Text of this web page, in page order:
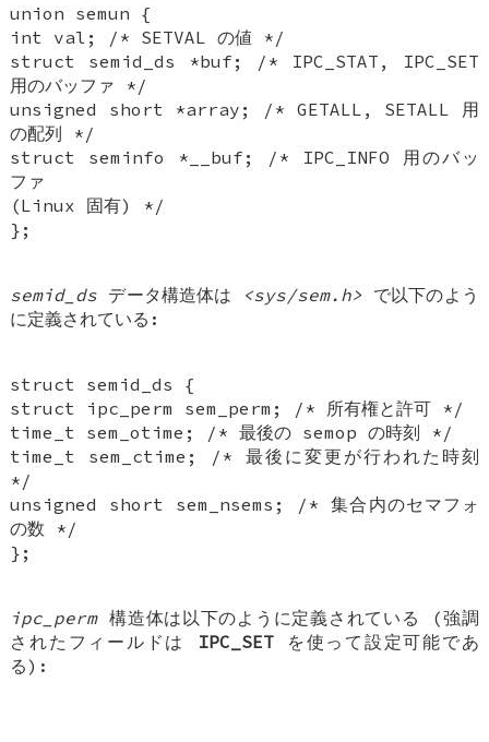
union semun {
int val; /* SETVAL の値 */
struct semid_ds *buf; /* IPC_STAT, IPC_SET
用のバッファ */
unsigned short *array; /* GETALL, SETALL 用
の配列 */
struct seminfo *__buf; /* IPC_INFO 用のバッ
ファ
(Linux 固有) */
};
semid_ds データ構造体は <sys/sem.h> で以下のよう
に定義されている:
struct semid_ds {
struct ipc_perm sem_perm; /* 所有権と許可 */
time_t sem_otime; /* 最後の semop の時刻 */
time_t sem_ctime; /* 最後に変更が行われた時刻
*/
unsigned short sem_nsems; /* 集合内のセマフォ
の数 */
};
ipc_perm構造体は以下のように定義されている (強調
されたフィールドは IPC_SET を使って設定可能であ
る):